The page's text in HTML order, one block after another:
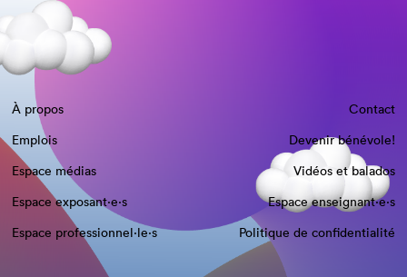
À propos
Contact
Emplois
Devenir bénévole!
Espace médias
Vidéos et balados
Espace exposant·e⋅s
Espace enseignant·e⋅s
Espace professionnel·le⋅s
Politique de confidentialité